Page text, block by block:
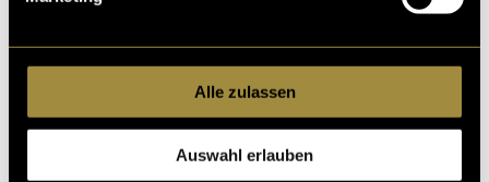
Alle zulassen
Auswahl erlauben